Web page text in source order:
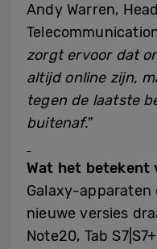
Andy Warren,
zorgt ervoor dat
altijd online zijn,
tegen de laatste
buitenaf.”
Wat het betekent
Galaxy-apparaten
nieuwe versies
Note20, Tab